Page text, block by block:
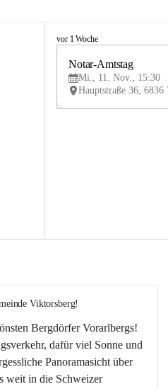
V
vor 1 Woche
Notar-Amtstag
Mi., 11. Nov., 15:30
Viktorsberg!
Bergdörfer Vorarlbergs!
dafür viel Sonne und
Panoramasicht über
weit in die Schweizer